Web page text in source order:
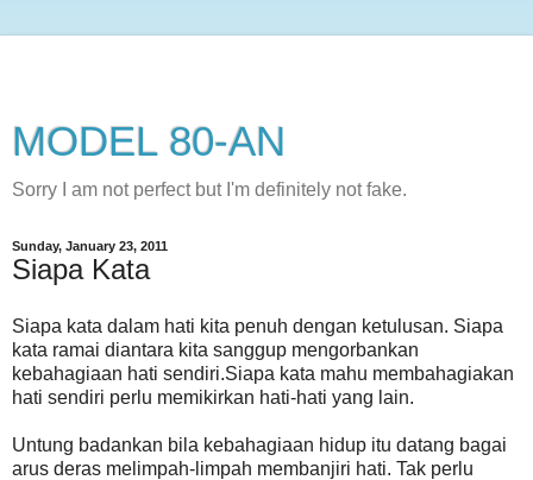
MODEL 80-AN
Sorry I am not perfect but I'm definitely not fake.
Sunday, January 23, 2011
Siapa Kata
Siapa kata dalam hati kita penuh dengan ketulusan. Siapa
kata ramai diantara kita sanggup mengorbankan
kebahagiaan hati sendiri.Siapa kata mahu membahagiakan
hati sendiri perlu memikirkan hati-hati yang lain.
Untung badankan bila kebahagiaan hidup itu datang bagai
arus deras melimpah-limpah membanjiri hati. Tak perlu